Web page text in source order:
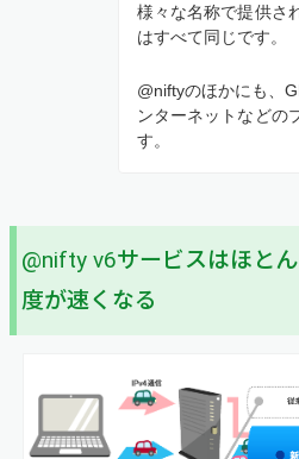
様々な名称で提供さ
はすべて同じです。
@niftyのほかにも、
ンターネットなどの
す。
@nifty v6サービスはほと
度が速くなる